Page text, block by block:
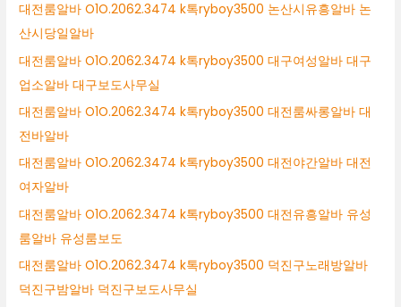
대전룸알바 O1O.2062.3474 k톡ryboy3500 논산시유흥알바 논
산시당일알바
대전룸알바 O1O.2062.3474 k톡ryboy3500 대구여성알바 대구
업소알바 대구보도사무실
대전룸알바 O1O.2062.3474 k톡ryboy3500 대전룸싸롱알바 대
전바알바
대전룸알바 O1O.2062.3474 k톡ryboy3500 대전야간알바 대전
여자알바
대전룸알바 O1O.2062.3474 k톡ryboy3500 대전유흥알바 유성
룸알바 유성룸보도
대전룸알바 O1O.2062.3474 k톡ryboy3500 덕진구노래방알바
덕진구밤알바 덕진구보도사무실